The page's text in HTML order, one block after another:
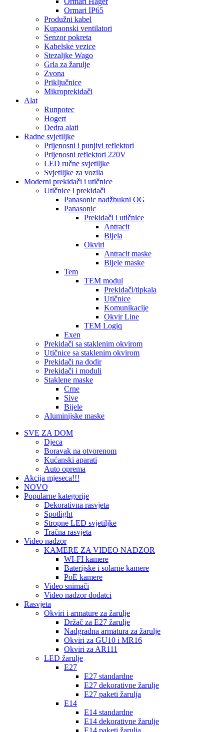
Ormari IP65
Produžni kabel
Kupaonski ventilatori
Senzor pokreta
Kabelske vezice
Stezaljke Wago
Grla za žarulje
Zvona
Priključnice
Mikroprekidači
Alat
Runpotec
Hogert
Dedra alati
Radne svjetiljke
Prijenosni i punjivi reflektori
Prijenosni reflektori 220V
LED ručne svjetiljke
Svjetiljke za vozila
Moderni prekidači i utičnice
Utičnice i prekidači
Panasonic nadžbukni OG
Panasonic
Prekidači i utičnice
Antracit
Bijela
Okviri
Antracit maske
Bijele maske
Tem
TEM modul
Prekidači/tipkala
Utičnice
Komunikacije
Okvir Line
TEM Logiq
Exen
Prekidači sa staklenim okvirom
Utičnice sa staklenim okvirom
Prekidači na dodir
Prekidači i moduli
Staklene maske
Crne
Sive
Bijele
Aluminijske maske
SVE ZA DOM
Djeca
Boravak na otvorenom
Kućanski aparati
Auto oprema
Akcija mjeseca!!!
NOVO
Popularne kategorije
Dekorativna rasvjeta
Spotlight
Stropne LED svjetiljke
Tračna rasvjeta
Video nadzor
KAMERE ZA VIDEO NADZOR
WI-FI kamere
Baterijske i solarne kamere
PoE kamere
Video snimači
Video nadzor dodatci
Rasvjeta
Okviri i armature za žarulje
Držač za E27 žarulje
Nadgradna armatura za žarulje
Okviri za GU10 i MR16
Okviri za AR111
LED žarulje
E27
E27 standardne
E27 dekorativne žarulje
E27 paketi žarulja
E14
E14 standardne
E14 dekorativne žarulje
E14 paketi žarulja